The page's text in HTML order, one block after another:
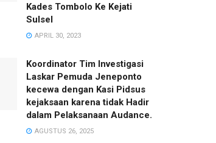
Kades Tombolo Ke Kejati
Sulsel
APRIL 30, 2023
Koordinator Tim Investigasi
Laskar Pemuda Jeneponto
kecewa dengan Kasi Pidsus
kejaksaan karena tidak Hadir
dalam Pelaksanaan Audance.
AGUSTUS 26, 2025